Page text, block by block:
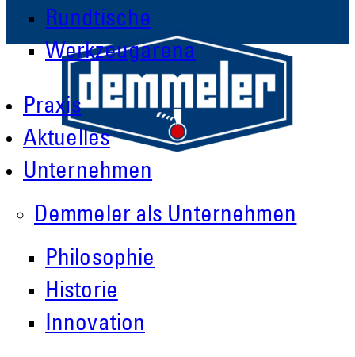
Rundtische
Werkzeugarena
Praxis
Aktuelles
Unternehmen
Demmeler als Unternehmen
Philosophie
Historie
Innovation
Demmeler Maschinenbau GmbH &
Co. KG
Demmeler Automatisierung &